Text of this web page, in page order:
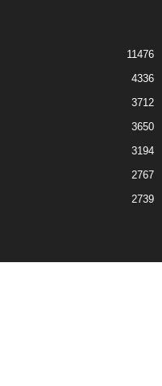
11476
4336
3712
3650
3194
2767
2739